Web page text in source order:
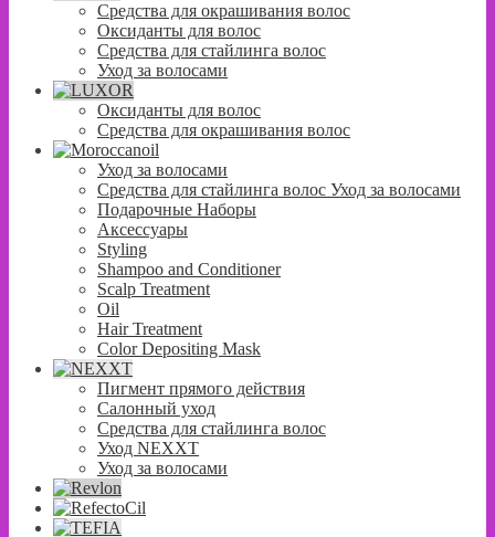
Средства для окрашивания волос
Оксиданты для волос
Средства для стайлинга волос
Уход за волосами
Оксиданты для волос
Средства для окрашивания волос
Уход за волосами
Средства для стайлинга волос Уход за волосами
Подарочные Наборы
Аксессуары
Styling
Shampoo and Conditioner
Scalp Treatment
Oil
Hair Treatment
Color Depositing Mask
Пигмент прямого действия
Салонный уход
Средства для стайлинга волос
Уход NEXXT
Уход за волосами